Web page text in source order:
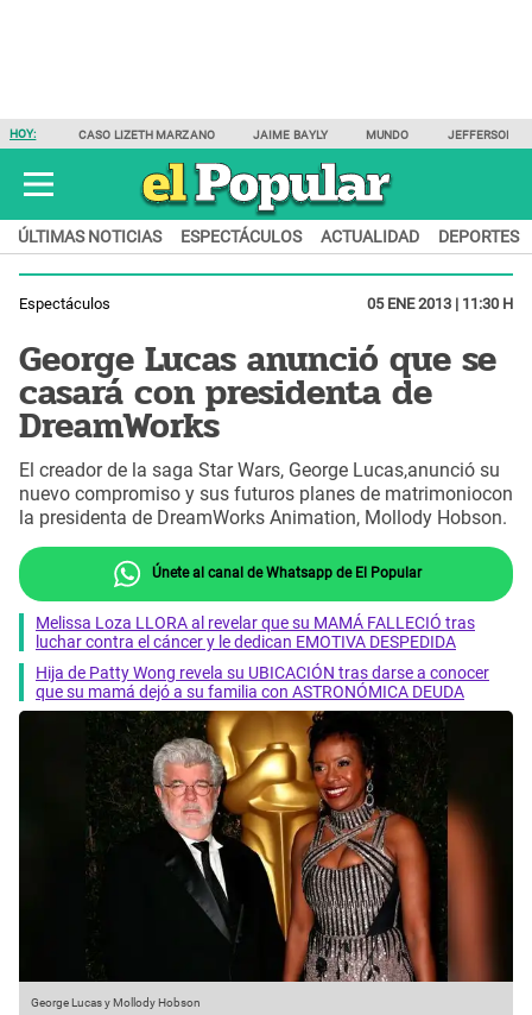
HOY: CASO LIZETH MARZANO JAIME BAYLY MUNDO JEFFERSON
ÚLTIMAS NOTICIAS ESPECTÁCULOS ACTUALIDAD DEPORTES
Espectáculos 05 ENE 2013 | 11:30 H
George Lucas anunció que se
casará con presidenta de
DreamWorks
El creador de la saga Star Wars, George Lucas,anunció su
nuevo compromiso y sus futuros planes de matrimoniocon
la presidenta de DreamWorks Animation, Mollody Hobson.
Únete al canal de Whatsapp de El Popular
Melissa Loza LLORA al revelar que su MAMÁ FALLECIÓ tras
luchar contra el cáncer y le dedican EMOTIVA DESPEDIDA
Hija de Patty Wong revela su UBICACIÓN tras darse a conocer
que su mamá dejó a su familia con ASTRONÓMICA DEUDA
George Lucas y Mollody Hobson